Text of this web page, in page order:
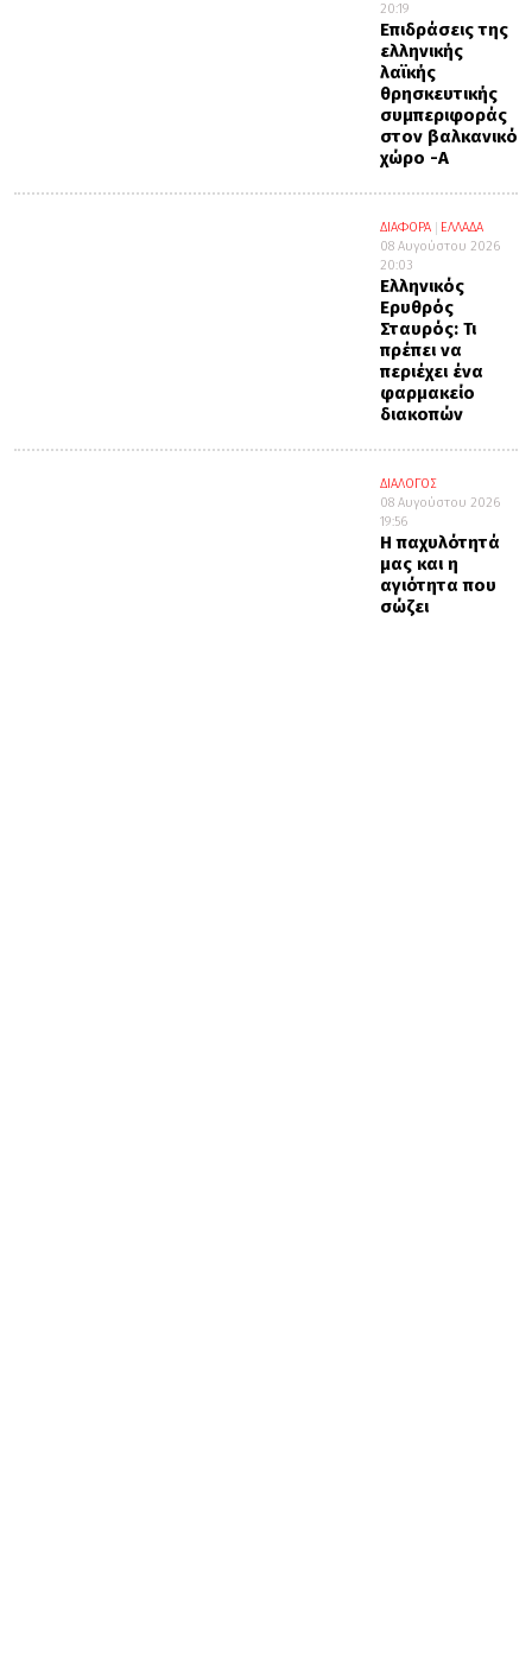
20:19
Επιδράσεις της
ελληνικής
λαϊκής
θρησκευτικής
συμπεριφοράς
στον βαλκανικό
χώρο -Α΄
ΔΙΑΦΟΡΑ
ΕΛΛΑΔΑ
08 Αυγούστου 2026
20:03
Ελληνικός
Ερυθρός
Σταυρός: Τι
πρέπει να
περιέχει ένα
φαρμακείο
διακοπών
ΔΙΑΛΟΓΟΣ
08 Αυγούστου 2026
19:56
Η παχυλότητά
μας και η
αγιότητα που
σώζει